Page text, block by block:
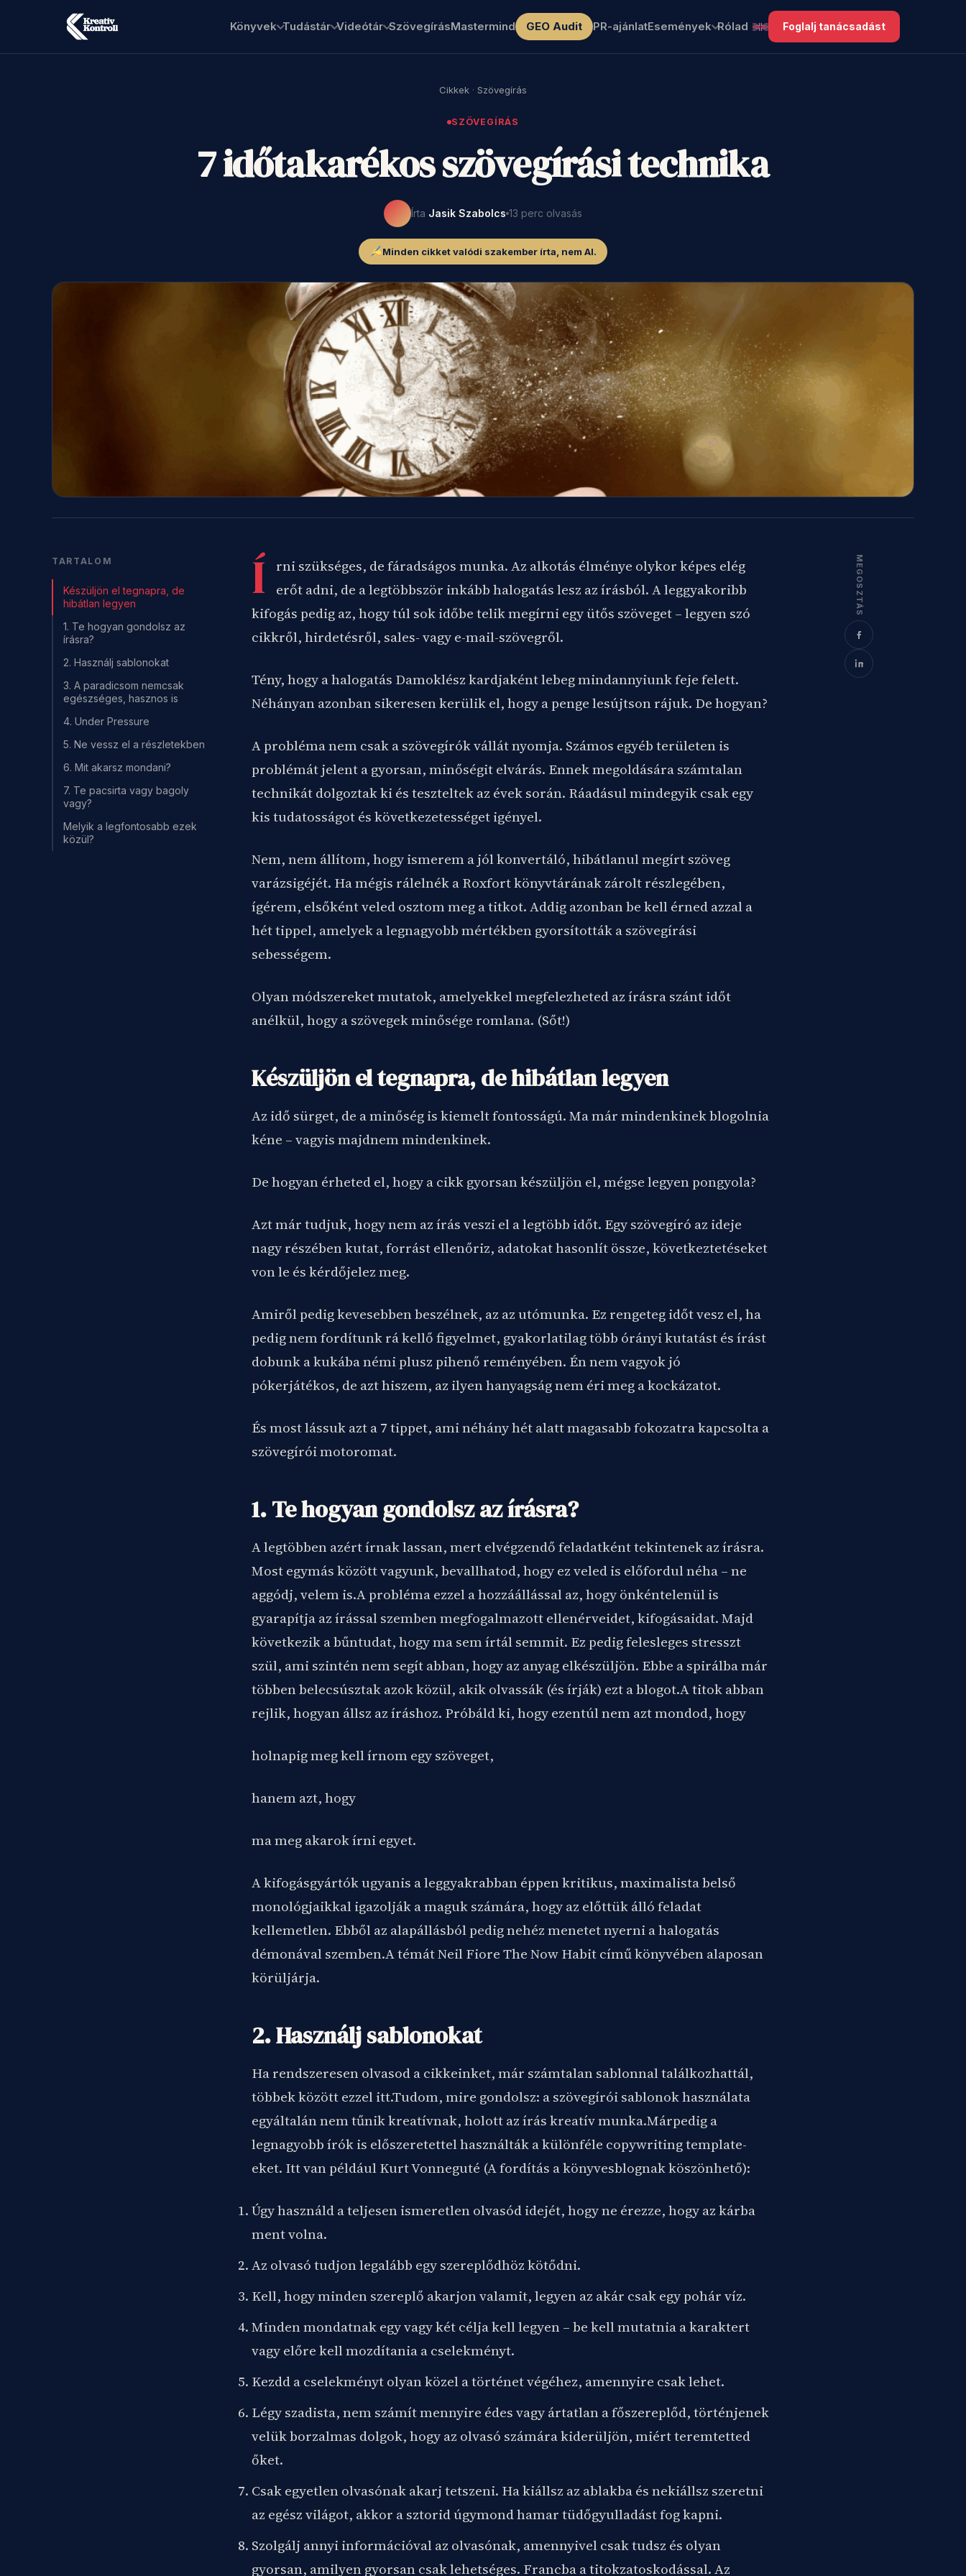
Könyvek Tudástár Videótár SzövegírásMastermind GEO Audit PR-ajánlatEsemények Rólad Foglalj tanácsadást
Cikkek · Szövegírás
SZÖVEGÍRÁS
7 időtakarékos szövegírási technika
Írta Jasik Szabolcs 13 perc olvasás
Minden cikket valódi szakember írta, nem AI.
TARTALOM
Készüljön el tegnapra, de
hibátlan legyen
1. Te hogyan gondolsz az
írásra?
2. Használj sablonokat
3. A paradicsom nemcsak
egészséges, hasznos is
4. Under Pressure
5. Ne vessz el a részletekben
6. Mit akarsz mondani?
7. Te pacsirta vagy bagoly
vagy?
Melyik a legfontosabb ezek
közül?
Í
rni szükséges, de fáradságos munka. Az alkotás élménye olykor képes elég
erőt adni, de a legtöbbször inkább halogatás lesz az írásból. A leggyakoribb
kifogás pedig az, hogy túl sok időbe telik megírni egy ütős szöveget – legyen szó
cikkről, hirdetésről, sales- vagy e-mail-szövegről.
Tény, hogy a halogatás Damoklész kardjaként lebeg mindannyiunk feje felett.
Néhányan azonban sikeresen kerülik el, hogy a penge lesújtson rájuk. De hogyan?
A probléma nem csak a szövegírók vállát nyomja. Számos egyéb területen is
problémát jelent a gyorsan, minőségit elvárás. Ennek megoldására számtalan
technikát dolgoztak ki és teszteltek az évek során. Ráadásul mindegyik csak egy
kis tudatosságot és következetességet igényel.
Nem, nem állítom, hogy ismerem a jól konvertáló, hibátlanul megírt szöveg
varázsigéjét. Ha mégis rálelnék a Roxfort könyvtárának zárolt részlegében,
ígérem, elsőként veled osztom meg a titkot. Addig azonban be kell érned azzal a
hét tippel, amelyek a legnagyobb mértékben gyorsították a szövegírási
sebességem.
Olyan módszereket mutatok, amelyekkel megfelezheted az írásra szánt időt
anélkül, hogy a szövegek minősége romlana. (Sőt!)
Készüljön el tegnapra, de hibátlan legyen
Az idő sürget, de a minőség is kiemelt fontosságú. Ma már mindenkinek blogolnia
kéne – vagyis majdnem mindenkinek.
De hogyan érheted el, hogy a cikk gyorsan készüljön el, mégse legyen pongyola?
Azt már tudjuk, hogy nem az írás veszi el a legtöbb időt. Egy szövegíró az ideje
nagy részében kutat, forrást ellenőriz, adatokat hasonlít össze, következtetéseket
von le és kérdőjelez meg.
Amiről pedig kevesebben beszélnek, az az utómunka. Ez rengeteg időt vesz el, ha
pedig nem fordítunk rá kellő figyelmet, gyakorlatilag több órányi kutatást és írást
dobunk a kukába némi plusz pihenő reményében. Én nem vagyok jó
pókerjátékos, de azt hiszem, az ilyen hanyagság nem éri meg a kockázatot.
És most lássuk azt a 7 tippet, ami néhány hét alatt magasabb fokozatra kapcsolta a
szövegírói motoromat.
1. Te hogyan gondolsz az írásra?
A legtöbben azért írnak lassan, mert elvégzendő feladatként tekintenek az írásra.
Most egymás között vagyunk, bevallhatod, hogy ez veled is előfordul néha – ne
aggódj, velem is.A probléma ezzel a hozzáállással az, hogy önkéntelenül is
gyarapítja az írással szemben megfogalmazott ellenérveidet, kifogásaidat. Majd
következik a bűntudat, hogy ma sem írtál semmit. Ez pedig felesleges stresszt
szül, ami szintén nem segít abban, hogy az anyag elkészüljön. Ebbe a spirálba már
többen belecsúsztak azok közül, akik olvassák (és írják) ezt a blogot.A titok abban
rejlik, hogyan állsz az íráshoz. Próbáld ki, hogy ezentúl nem azt mondod, hogy
holnapig meg kell írnom egy szöveget,
hanem azt, hogy
ma meg akarok írni egyet.
A kifogásgyártók ugyanis a leggyakrabban éppen kritikus, maximalista belső
monológjaikkal igazolják a maguk számára, hogy az előttük álló feladat
kellemetlen. Ebből az alapállásból pedig nehéz menetet nyerni a halogatás
démonával szemben.A témát Neil Fiore The Now Habit című könyvében alaposan
körüljárja.
2. Használj sablonokat
Ha rendszeresen olvasod a cikkeinket, már számtalan sablonnal találkozhattál,
többek között ezzel itt.Tudom, mire gondolsz: a szövegírói sablonok használata
egyáltalán nem tűnik kreatívnak, holott az írás kreatív munka.Márpedig a
legnagyobb írók is előszeretettel használták a különféle copywriting template-
eket. Itt van például Kurt Vonneguté (A fordítás a könyvesblognak köszönhető):
Úgy használd a teljesen ismeretlen olvasód idejét, hogy ne érezze, hogy az kárba
ment volna.
Az olvasó tudjon legalább egy szereplődhöz kötődni.
Kell, hogy minden szereplő akarjon valamit, legyen az akár csak egy pohár víz.
Minden mondatnak egy vagy két célja kell legyen – be kell mutatnia a karaktert
vagy előre kell mozdítania a cselekményt.
Kezdd a cselekményt olyan közel a történet végéhez, amennyire csak lehet.
Légy szadista, nem számít mennyire édes vagy ártatlan a főszereplőd, történjenek
velük borzalmas dolgok, hogy az olvasó számára kiderüljön, miért teremtetted
őket.
Csak egyetlen olvasónak akarj tetszeni. Ha kiállsz az ablakba és nekiállsz szeretni
az egész világot, akkor a sztorid úgymond hamar tüdőgyulladást fog kapni.
Szolgálj annyi információval az olvasónak, amennyivel csak tudsz és olyan
gyorsan, amilyen gyorsan csak lehetséges. Francba a titokzatoskodással. Az
MEGOSZTÁS